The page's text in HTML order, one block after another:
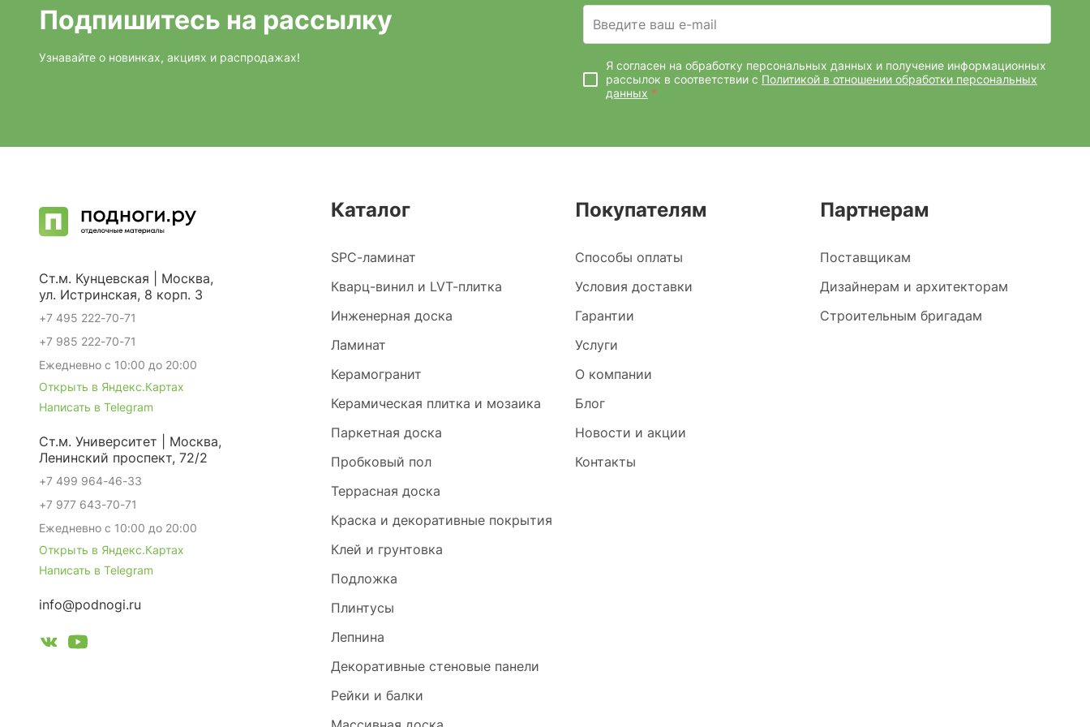
Подпишитесь на рассылку
Узнавайте о новинках, акциях и распродажах!
Введите ваш e-mail
Я согласен на обработку персональных данных и получение информационных
рассылок в соответствии с Политикой в отношении обработки персональных
данных *
Каталог
SPC-ламинат
Кварц-винил и LVT-плитка
Инженерная доска
Ламинат
Керамогранит
Керамическая плитка и мозаика
Паркетная доска
Пробковый пол
Террасная доска
Краска и декоративные покрытия
Клей и грунтовка
Подложка
Плинтусы
Лепнина
Декоративные стеновые панели
Рейки и балки
Покупателям
Способы оплаты
Условия доставки
Гарантии
Услуги
О компании
Блог
Новости и акции
Контакты
Партнерам
Поставщикам
Дизайнерам и архитекторам
Строительным бригадам
Ст.м. Кунцевская | Москва,
ул. Истринская, 8 корп. 3
+7 495 222-70-71
+7 985 222-70-71
Ежедневно с 10:00 до 20:00
Открыть в Яндекс.Картах
Написать в Telegram
Ст.м. Университет | Москва,
Ленинский проспект, 72/2
+7 499 964-46-33
+7 977 643-70-71
Ежедневно с 10:00 до 20:00
Открыть в Яндекс.Картах
Написать в Telegram
info@podnogi.ru